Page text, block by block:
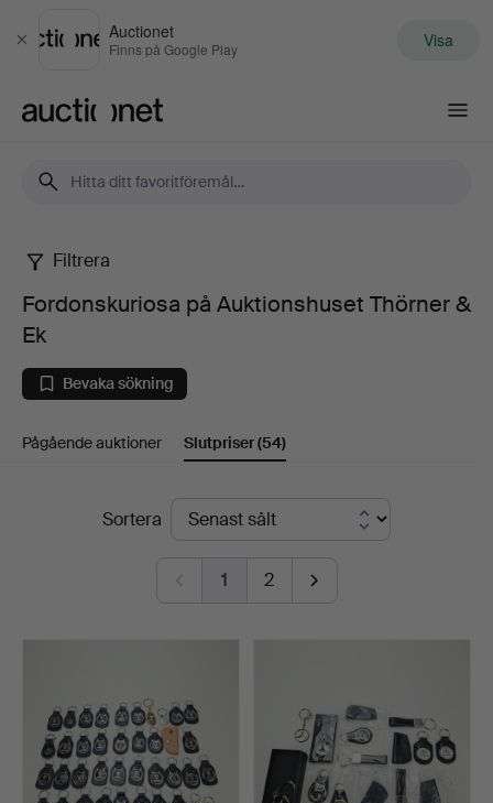
Stäng
Auctionet
Finns på Google Play Visa
Fordonskuriosa
på
Auktionshuset
Thörner
Filtrera
Fordonskuriosa på Auktionshuset Thörner &
Ek
Bevaka sökning
Pågående auktioner Slutpriser(54)
SlutpriserSortera
1 2